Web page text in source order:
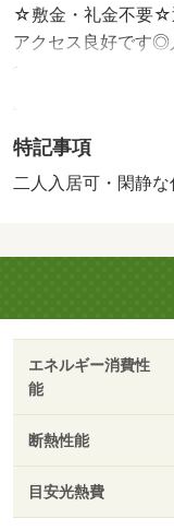
☆敷金・礼金不要☆
アクセス良好です◎
らしい場所に住ん
ンターホン付きで
ゃいます♪エレベー
く☆彡☆敷金・礼金
エレベーターもご
維持費等：水道料
００円／月・共用
どが備わっており
ンターホンで訪問
策につながります
特記事項
二人入居可・閑静
エネルギー消費性
能
断熱性能
目安光熱費